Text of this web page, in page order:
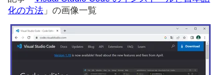
化の方法 」の画像一覧